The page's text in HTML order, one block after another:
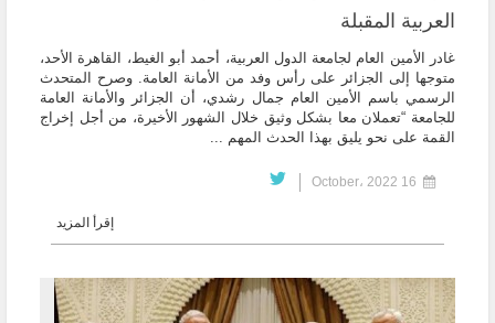
العربية المقبلة
غادر الأمين العام لجامعة الدول العربية، أحمد أبو الغيط، القاهرة الأحد،
متوجها إلى الجزائر على رأس وفد من الأمانة العامة. وصرح المتحدث
الرسمي باسم الأمين العام جمال رشدي، أن الجزائر والأمانة العامة
للجامعة “تعملان معا بشكل وثيق خلال الشهور الأخيرة، من أجل إخراج
القمة على نحو يليق بهذا الحدث المهم ...
إقرأ المزيد